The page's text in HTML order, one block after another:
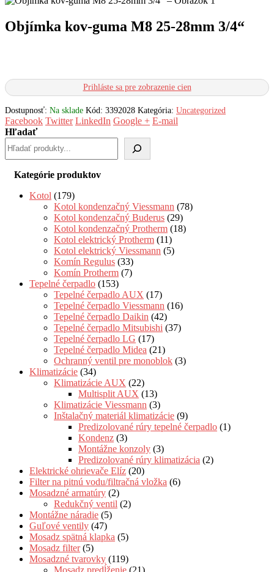
Objímka kov-guma M8 25-28mm 3/4“
Prihláste sa pre zobrazenie cien
Dostupnosť: Na sklade Kód: 3392028 Kategória: Uncategorized
Facebook Twitter LinkedIn Google + E-mail
Hľadať
Kategórie produktov
Kotol (179)
Kotol kondenzačný Viessmann (78)
Kotol kondenzačný Buderus (29)
Kotol kondenzačný Protherm (18)
Kotol elektrický Protherm (11)
Kotol elektrický Viessmann (5)
Komín Regulus (33)
Komín Protherm (7)
Tepelné čerpadlo (153)
Tepelné čerpadlo AUX (17)
Tepelné čerpadlo Viessmann (16)
Tepelné čerpadlo Daikin (42)
Tepelné čerpadlo Mitsubishi (37)
Tepelné čerpadlo LG (17)
Tepelné čerpadlo Midea (21)
Ochranný ventil pre monoblok (3)
Klimatizácie (34)
Klimatizácie AUX (22)
Multisplit AUX (13)
Klimatizácie Viessmann (3)
Inštalačný materiál klimatizácie (9)
Predizolované rúry tepelné čerpadlo (1)
Kondenz (3)
Montážne konzoly (3)
Predizolované rúry klimatizácia (2)
Elektrické ohrievače Elíz (20)
Filter na pitnú vodu/filtračná vložka (6)
Mosadzné armatúry (2)
Redukčný ventil (2)
Montážne náradie (5)
Guľové ventily (47)
Mosadz spätná klapka (5)
Mosadz filter (5)
Mosadzné tvarovky (119)
Mosadz predĺženie (21)